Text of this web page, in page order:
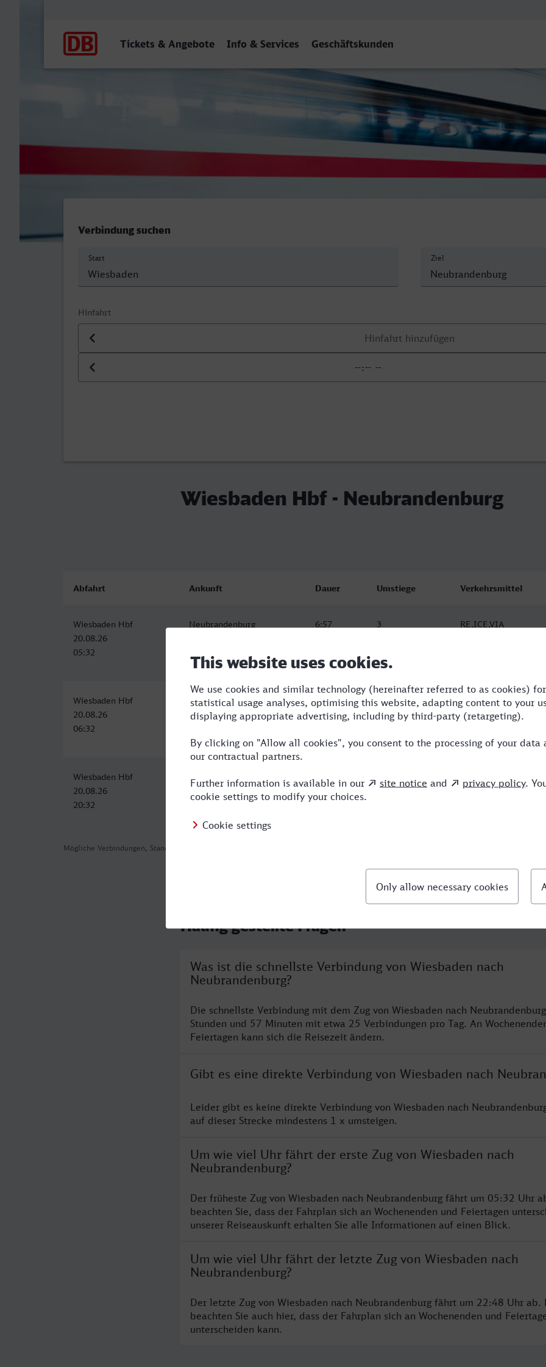
Tickets & Angebote Info & Services Geschäftskunden
Wiesbaden Hbf - Neubrandenburg
Verbindung suchen
Start Ziel
Hinfahrt
Datum der Hinfahrt
Uhrzeit der Hinfahrt
Wiesbaden Hbf - Neubrandenburg
Mögliche Verbindungen, Stand: 2026-08-06 08:20
Abfahrt Ankunft Dauer Umstiege Verkehrsmittel
Wiesbaden Hbf
20.08.26
05:32
Neubrandenburg
6:57 3 RE,ICE,VIA
Wiesbaden Hbf
20.08.26
06:32
Neubrandenburg
20.08.26
6:57 2 RE,ICE,VIA
Wiesbaden Hbf
20.08.26
20:32
21.08.26
Häufig gestellte Fragen
Was ist die schnellste Verbindung von Wiesbaden nach
Neubrandenburg?
Die schnellste Verbindung mit dem Zug von Wiesbaden nach
Stunden und 57 Minuten mit etwa 25 Verbindungen pro Tag. An
Feiertagen kann sich die Reisezeit ändern.
Gibt es eine direkte Verbindung von Wiesbaden nach
Leider gibt es keine direkte Verbindung von Wiesbaden nach
auf dieser Strecke mindestens 1 x umsteigen.
Um wie viel Uhr fährt der erste Zug von Wiesbaden nach
Neubrandenburg?
Der früheste Zug von Wiesbaden nach Neubrandenburg fährt um 05:32 Uhr
beachten Sie, dass der Fahrplan sich an Wochenenden und Feiertagen
unserer Reiseauskunft erhalten Sie alle Informationen auf einen Blick.
Um wie viel Uhr fährt der letzte Zug von Wiesbaden nach
Neubrandenburg?
Der letzte Zug von Wiesbaden nach Neubrandenburg fährt um 22:48 Uhr ab.
beachten Sie auch hier, dass der Fahrplan sich an Wochenenden und
unterscheiden kann.